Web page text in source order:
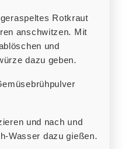
anschwitzen. Mit
und
dazu geben.
Wasser dazu gießen.